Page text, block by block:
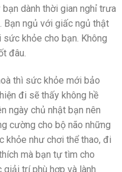
dành thời gian nghỉ trưa
Bạn ngủ với giấc ngủ thật
khỏe cho bạn. Không
đâu.
thì sức khỏe mới bảo
đi sẽ thấy không hề
ngày chủ nhật bạn nên
cường cho bộ não những
khỏe như chơi thể thao, đi
mà bạn tự tìm cho
trí phù hợp và lành